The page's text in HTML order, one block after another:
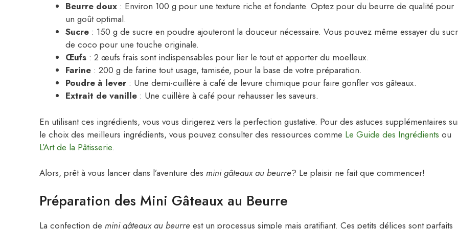
Beurre doux : Environ 100 g pour une texture riche et fondante. Optez pour du beurre de qualité pour
un goût optimal.
Sucre : 150 g de sucre en poudre ajouteront la douceur nécessaire. Vous pouvez même essayer du
de coco pour une touche originale.
Œufs : 2 œufs frais sont indispensables pour lier le tout et apporter du moelleux.
Farine : 200 g de farine tout usage, tamisée, pour la base de votre préparation.
Poudre à lever : Une demi-cuillère à café de levure chimique pour faire gonfler vos gâteaux.
Extrait de vanille : Une cuillère à café pour rehausser les saveurs.
En utilisant ces ingrédients, vous vous dirigerez vers la perfection gustative. Pour des astuces supplémentaires
le choix des meilleurs ingrédients, vous pouvez consulter des ressources comme Le Guide des Ingrédients ou
L’Art de la Pâtisserie.
Alors, prêt à vous lancer dans l’aventure des mini gâteaux au beurre? Le plaisir ne fait que commencer!
Préparation des Mini Gâteaux au Beurre
La confection de mini gâteaux au beurre est un processus simple mais gratifiant. Ces petits délices sont parfaits